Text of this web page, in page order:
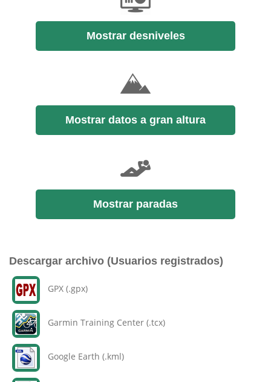
Mostrar desniveles
Mostrar datos a gran altura
Mostrar paradas
Descargar archivo (Usuarios registrados)
GPX (.gpx)
Garmin Training Center (.tcx)
Google Earth (.kml)